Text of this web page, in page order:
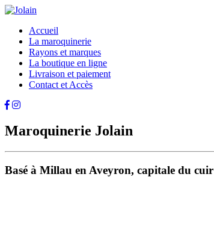
Accueil
La maroquinerie
Rayons et marques
La boutique en ligne
Livraison et paiement
Contact et Accès
Maroquinerie Jolain
Basé à Millau en Aveyron, capitale du cuir